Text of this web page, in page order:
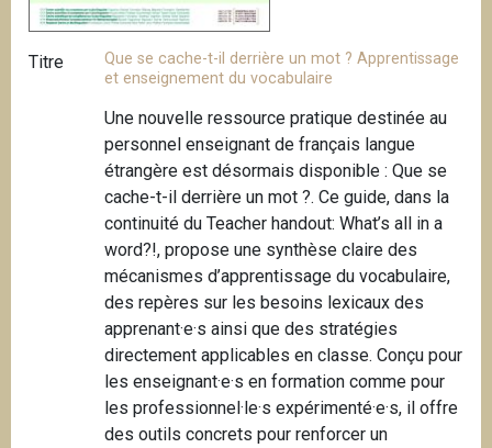
Titre
Que se cache-t-il derrière un mot ? Apprentissage
et enseignement du vocabulaire
Une nouvelle ressource pratique destinée au
personnel enseignant de français langue
étrangère est désormais disponible : Que se
cache-t-il derrière un mot ?. Ce guide, dans la
continuité du Teacher handout: What’s all in a
word?!, propose une synthèse claire des
mécanismes d’apprentissage du vocabulaire,
des repères sur les besoins lexicaux des
apprenant·e·s ainsi que des stratégies
directement applicables en classe. Conçu pour
les enseignant·e·s en formation comme pour
les professionnel·le·s expérimenté·e·s, il offre
des outils concrets pour renforcer un